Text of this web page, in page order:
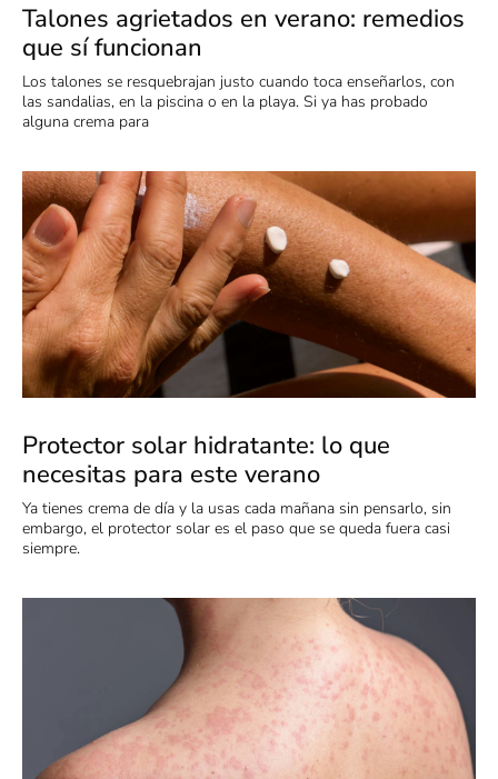
Talones agrietados en verano: remedios
que sí funcionan
Los talones se resquebrajan justo cuando toca enseñarlos, con
las sandalias, en la piscina o en la playa. Si ya has probado
alguna crema para
Protector solar hidratante: lo que
necesitas para este verano
Ya tienes crema de día y la usas cada mañana sin pensarlo, sin
embargo, el protector solar es el paso que se queda fuera casi
siempre.